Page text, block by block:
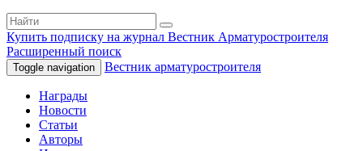
Купить подписку на журнал Вестник Арматуростроителя
Расширенный поиск
Toggle navigation Вестник арматуростроителя
Награды
Новости
Статьи
Авторы